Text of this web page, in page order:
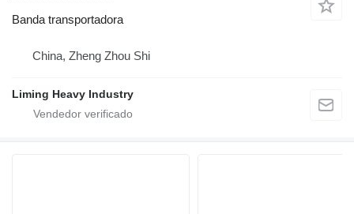
Banda transportadora
China, Zheng Zhou Shi
Liming Heavy Industry